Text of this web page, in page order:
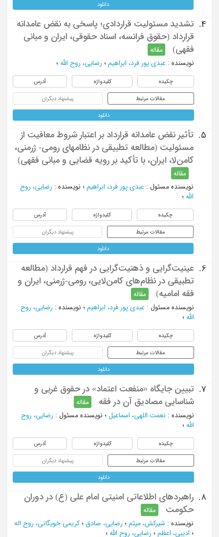
دانلود
4.
تشدید مسئولیت قراردادی؛ پاسخی به نقض عامدانه
قرارداد (حقوق فرانسه، اسناد حقوقی، ایران و مبانی
فقهی)
مقاله
نویسنده : عبدی پور فرد، ابراهیم ؛ رضایی، روح الله ؛
چکیده کلیدواژه آدرس
مقالات مرتبط پیشنهاد دیگران
دانلود
5.
تأثیر نقض عامدانه قرارداد بر اعتبار شروط معافیت از
مسئولیت (مطالعه تطبیقی در نظامهای رومی- ژرمنی،
کامن‌لا، ایران، با تأکید بر رویه قضایی و مبانی فقهی)
مقاله
نویسنده مسئول : عبدی پور فرد، ابراهیم ؛ نویسنده : رضایی، روح
الله ؛
چکیده کلیدواژه آدرس
مقالات مرتبط پیشنهاد دیگران
دانلود
6.
عینیت‌گرایی و ذهنیت‌گرایی در فهم قرارداد (مطالعه
تطبیقی در نظام‌های کامن‌لایی، رومی-ژرمنی، ایران و
فقه امامیه)
مقاله
نویسنده مسئول : عبدی پور فرد، ابراهیم ؛ نویسنده : رضایی، روح
الله ؛
چکیده کلیدواژه آدرس
مقالات مرتبط پیشنهاد دیگران
دانلود
7.
تبیین جایگاه «منفعت اعتماد» در حقوق غربی و
شناسایی مصادیق آن در فقه
مقاله
نویسنده : نعمت اللهی، اسماعیل ؛ نویسنده مسئول : رضایی، روح
الله ؛
چکیده کلیدواژه آدرس
مقالات مرتبط پیشنهاد دیگران
دانلود
8.
راهبردهای اطلاعاتی امنیتی امام علی (ع) در دوران
حکومت
مقاله
نویسنده : شیرکش، میثم ؛ رضایی، صادق ؛ کریمی خویگانی، روح اله
؛ ادیبی، اعظم ؛ رضایی، روح الله ؛